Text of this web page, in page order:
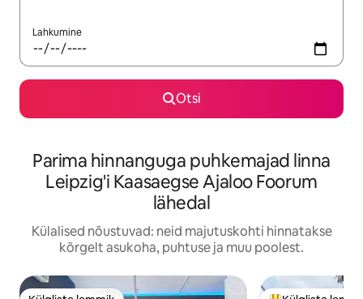
Lahkumine
Otsi
Parima hinnanguga puhkemajad linna
Leipzig'i Kaasaegse Ajaloo Foorum
lähedal
Külalised nõustuvad: neid majutuskohti hinnatakse
kõrgelt asukoha, puhtuse ja muu poolest.